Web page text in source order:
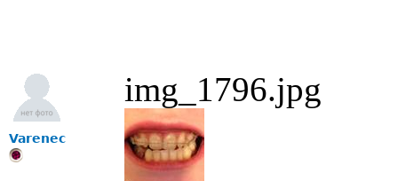
Varenec
img_1796.jpg